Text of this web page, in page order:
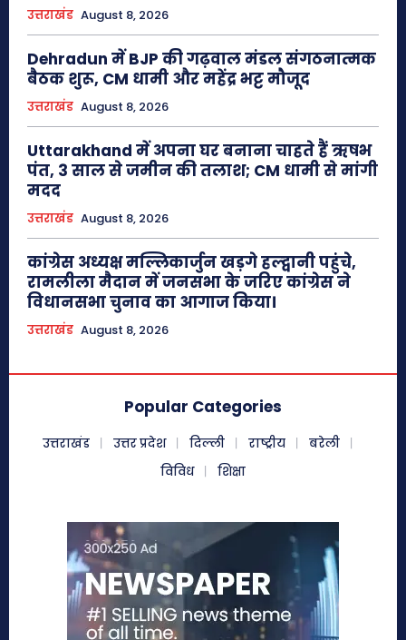
उत्तराखंड August 8, 2026
Dehradun में BJP की गढ़वाल मंडल संगठनात्मक
बैठक शुरू, CM धामी और महेंद्र भट्ट मौजूद
उत्तराखंड August 8, 2026
Uttarakhand में अपना घर बनाना चाहते हैं ऋषभ
पंत, 3 साल से जमीन की तलाश; CM धामी से मांगी
मदद
उत्तराखंड August 8, 2026
कांग्रेस अध्यक्ष मल्लिकार्जुन खड़गे हल्द्वानी पहुंचे,
रामलीला मैदान में जनसभा के जरिए कांग्रेस ने
विधानसभा चुनाव का आगाज किया।
उत्तराखंड August 8, 2026
Popular Categories
उत्तराखंड उत्तर प्रदेश दिल्ली राष्ट्रीय
बरेली
विविध
शिक्षा